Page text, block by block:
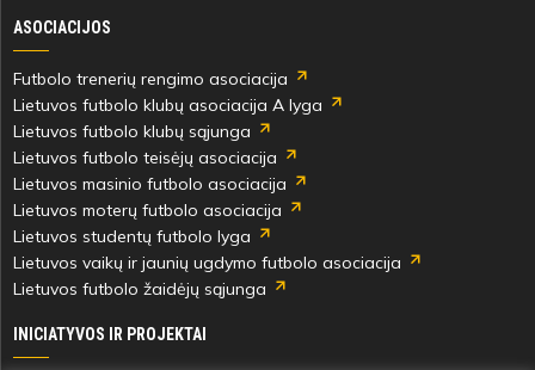
ASOCIACIJOS
Futbolo trenerių rengimo asociacija
Lietuvos futbolo klubų asociacija A lyga
Lietuvos futbolo klubų sąjunga
Lietuvos futbolo teisėjų asociacija
Lietuvos masinio futbolo asociacija
Lietuvos moterų futbolo asociacija
Lietuvos studentų futbolo lyga
Lietuvos vaikų ir jaunių ugdymo futbolo asociacija
Lietuvos futbolo žaidėjų sąjunga
INICIATYVOS IR PROJEKTAI